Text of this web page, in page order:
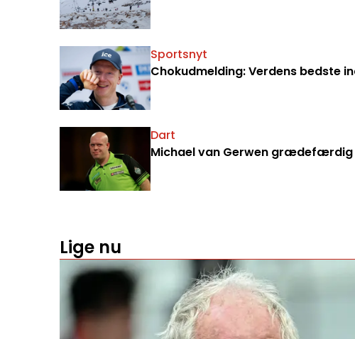
Sportsnyt
Chokudmelding: Verdens bedste
Dart
Michael van Gerwen grædefærdig
Lige nu